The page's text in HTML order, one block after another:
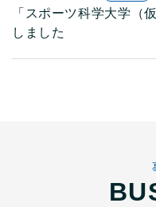
「スポーツ科学大学（
しました